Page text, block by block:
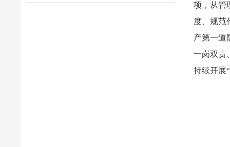
项，从管
度、规范
产第一道
一岗双责
持续开展